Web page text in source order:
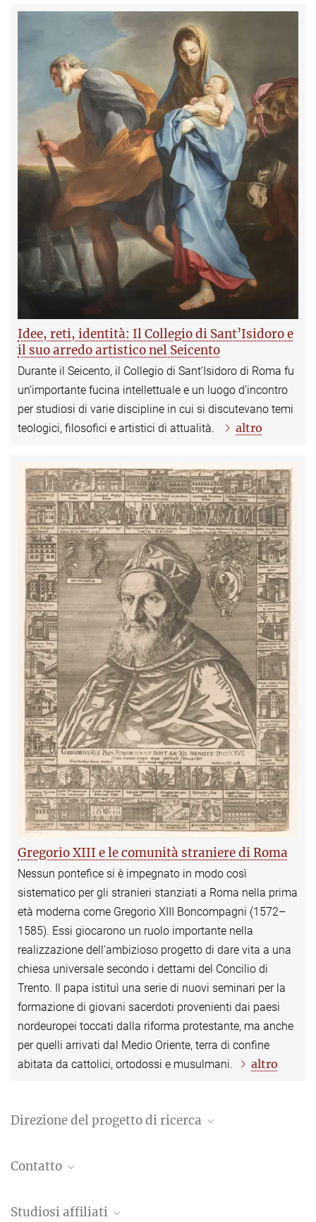
Idee, reti, identità: Il Collegio di Sant’Isidoro e
il suo arredo artistico nel Seicento
Durante il Seicento, il Collegio di Sant’Isidoro di Roma fu
un’importante fucina intellettuale e un luogo d’incontro
per studiosi di varie discipline in cui si discutevano temi
teologici, filosofici e artistici di attualità.
altro
Gregorio XIII e le comunità straniere di Roma
Nessun pontefice si è impegnato in modo così
sistematico per gli stranieri stanziati a Roma nella prima
età moderna come Gregorio XIII Boncompagni (1572–
1585). Essi giocarono un ruolo importante nella
realizzazione dell’ambizioso progetto di dare vita a una
chiesa universale secondo i dettami del Concilio di
Trento. Il papa istituì una serie di nuovi seminari per la
formazione di giovani sacerdoti provenienti dai paesi
nordeuropei toccati dalla riforma protestante, ma anche
per quelli arrivati dal Medio Oriente, terra di confine
abitata da cattolici, ortodossi e musulmani.
altro
Direzione del progetto di ricerca
Senior Scholar
Contatto
Assistente
Studiosi affiliati